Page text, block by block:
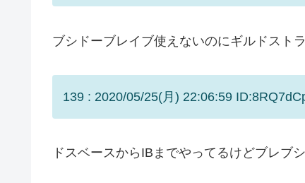
ブシドーブレイブ使えないのにギルドスト
139 : 2020/05/25(月) 22:06:59
ドスベースからIBまでやってるけどブレブ